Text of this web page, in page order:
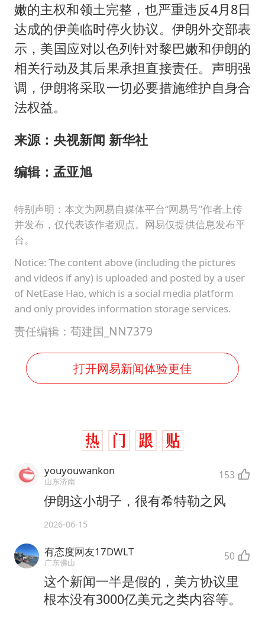
嫩的主权和领土完整，也严重违反4月8日
达成的伊美临时停火协议。伊朗外交部表
示，美国应对以色列针对黎巴嫩和伊朗的
相关行动及其后果承担直接责任。声明强
调，伊朗将采取一切必要措施维护自身合
法权益。
来源：央视新闻 新华社
编辑：孟亚旭
特别声明：本文为网易自媒体平台“网易号”作者上传
并发布，仅代表该作者观点。网易仅提供信息发布平
台。
Notice: The content above (including the pictures
and videos if any) is uploaded and posted by a user
of NetEase Hao, which is a social media platform
and only provides information storage services.
责任编辑：荀建国_NN7379
打开网易新闻体验更佳
youyouwankon
山东济南 153
伊朗这小胡子，很有希特勒之风
2026-06-15
有态度网友17DWLT
广东佛山 50
这个新闻一半是假的，美方协议里
根本没有3000亿美元之类内容等。